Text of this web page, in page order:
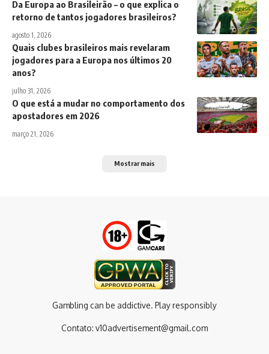
Da Europa ao Brasileirão – o que explica o
retorno de tantos jogadores brasileiros?
agosto 1, 2026
Quais clubes brasileiros mais revelaram
jogadores para a Europa nos últimos 20
anos?
julho 31, 2026
O que está a mudar no comportamento dos
apostadores em 2026
março 21, 2026
Mostrar mais
Gambling can be addictive. Play responsibly
Contato: v10advertisement@gmail.com